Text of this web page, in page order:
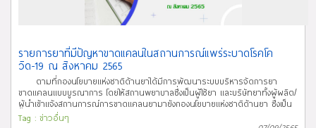
รายการยาที่มีปัญหาขาดแคลนในสถานการณ์แพร่ระบาดโรคโค
วิด-19 ณ สิงหาคม 2565
ตามที่กองนโยบายแห่งชาติด้านยาได้มีการพัฒนาระบบบริหารจัดการยา
ขาดแคลนแบบบูรณาการ โดยให้สถานพยาบาลซึ่งเป็นผู้ใช้ยา และบริษัทยาทั้งผู้ผลิต/
ผู้นำเข้าแจ้งสถานการณ์การขาดแคลนยามายังกองนโยบายแห่งชาติด้านยา ซึ่งเป็น
หน่วยงานในการประสาน รับเรื่อง ตรวจสอบข้อมูล พิจารณาแนวทางแก้ไข
Tag : ข่าวอื่นๆ